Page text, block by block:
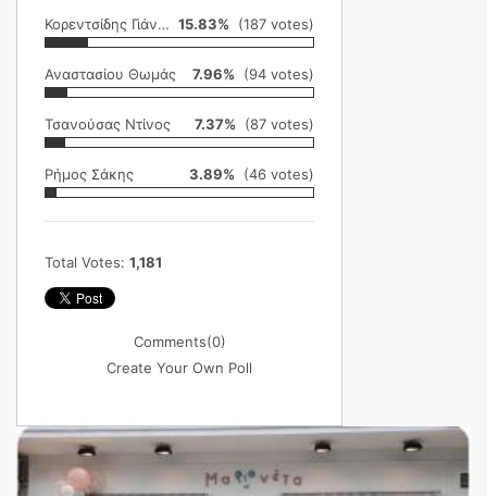
Κορεντσίδης Γιάννης 15.83% (187 votes)
Αναστασίου Θωμάς 7.96% (94 votes)
Τσανούσας Ντίνος 7.37% (87 votes)
Ρήμος Σάκης 3.89% (46 votes)
Total Votes: 1,181
Comments(0)
Create Your Own Poll